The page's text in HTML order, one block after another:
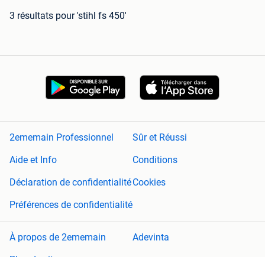
3 résultats pour 'stihl fs 450'
2ememain Professionnel
Sûr et Réussi
Aide et Info
Conditions
Déclaration de confidentialitéCookies
Préférences de confidentialité
À propos de 2ememain
Adevinta